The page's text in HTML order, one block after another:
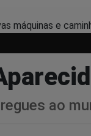
ao